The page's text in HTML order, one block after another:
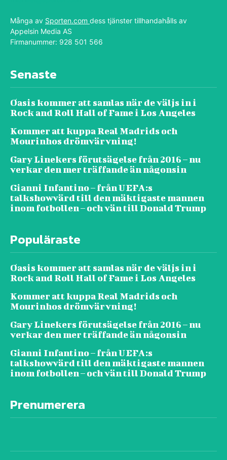
Många av Sporten.com dess tjänster tillhandahålls av
Appelsin Media AS
Firmanummer: 928 501 566
Senaste
Oasis kommer att samlas när de väljs in i
Rock and Roll Hall of Fame i Los Angeles
Kommer att kuppa Real Madrids och
Mourinhos drömvärvning!
Gary Linekers förutsägelse från 2016 – nu
verkar den mer träffande än någonsin
Gianni Infantino – från UEFA:s
talkshowvärd till den mäktigaste mannen
inom fotbollen – och vän till Donald Trump
Populäraste
Oasis kommer att samlas när de väljs in i
Rock and Roll Hall of Fame i Los Angeles
Kommer att kuppa Real Madrids och
Mourinhos drömvärvning!
Gary Linekers förutsägelse från 2016 – nu
verkar den mer träffande än någonsin
Gianni Infantino – från UEFA:s
talkshowvärd till den mäktigaste mannen
inom fotbollen – och vän till Donald Trump
Prenumerera